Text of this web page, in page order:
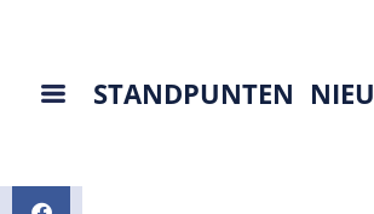
STANDPUNTEN